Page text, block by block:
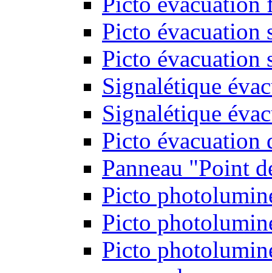
Picto évacuation
Picto évacuation
Signalétique
Signalétique
Picto évacuation
Panneau "Point
Picto
Picto
Picto